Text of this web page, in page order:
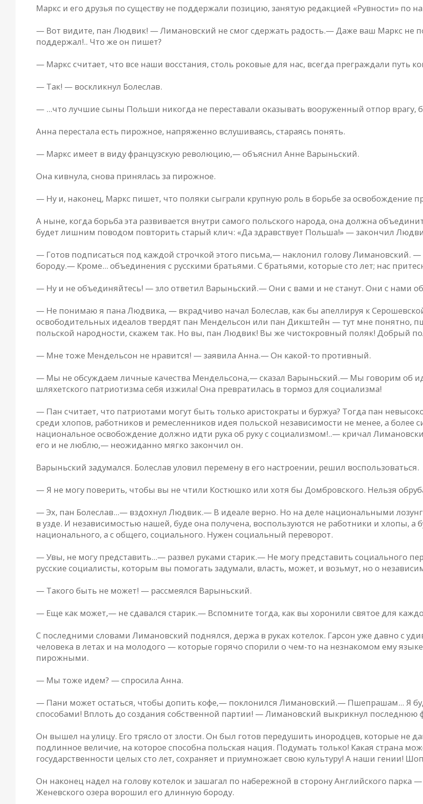
Маркс и его друзья по существу не поддержали позицию, занятую редакцией «Рувности» по
— Вот видите, пан Людвик! — Лимановский не смог сдержать радость.— Даже ваш Маркс не
поддержал!.. Что же он пишет?
— Маркс считает, что все наши восстания, столь роковые для нас, всегда преграждали путь
— Так! — воскликнул Болеслав.
— ...что лучшие сыны Польши никогда не переставали оказывать вооруженный отпор
Анна перестала есть пирожное, напряженно вслушиваясь, стараясь понять.
— Маркс имеет в виду французскую революцию,— объяснил Анне Варыньский.
Она кивнула, снова принялась за пирожное.
— Ну и, наконец, Маркс пишет, что поляки сыграли крупную роль в борьбе за освобождение
А ныне, когда борьба эта развивается внутри самого польского народа, она должна
будет лишним поводом повторить старый клич: «Да здравствует Польша!» — закончил
— Готов подписаться под каждой строчкой этого письма,— наклонил голову Лимановский.
бороду.— Кроме... объединения с русскими братьями. С братьями, которые сто лет; нас
— Ну и не объединяйтесь! — зло ответил Варыньский.— Они с вами и не станут. Они с нами
— Не понимаю я пана Людвика, — вкрадчиво начал Болеслав, как бы апеллируя к
освободительных идеалов твердят пан Мендельсон или пан Дикштейн — тут мне понятно,
польской народности, скажем так. Но вы, пан Людвик! Вы же чистокровный поляк! Добрый
— Мне тоже Мендельсон не нравится! — заявила Анна.— Он какой-то противный.
— Мы не обсуждаем личные качества Мендельсона,— сказал Варыньский.— Мы говорим об
шляхетского патриотизма себя изжила! Она превратилась в тормоз для социализма!
— Пан считает, что патриотами могут быть только аристократы и буржуа? Тогда пан
среди хлопов, работников и ремесленников идея польской независимости не менее, а более
национальное освобождение должно идти рука об руку с социализмом!..— кричал
его и не люблю,— неожиданно мягко закончил он.
Варыньский задумался. Болеслав уловил перемену в его настроении, решил воспользоваться.
— Я не могу поверить, чтобы вы не чтили Костюшко или хотя бы Домбровского. Нельзя
— Эх, пан Болеслав...— вздохнул Людвик.— В идеале верно. Но на деле национальными
в узде. И независимостью нашей, буде она получена, воспользуются не работники и хлопы, а
национального, а с общего, социального. Нужен социальный переворот.
— Увы, не могу представить...— развел руками старик.— Не могу представить социального
русские социалисты, которым вы помогать задумали, власть, может, и возьмут, но о
— Такого быть не может! — рассмеялся Варыньский.
— Еще как может,— не сдавался старик.— Вспомните тогда, как вы хоронили святое для
С последними словами Лимановский поднялся, держа в руках котелок. Гарсон уже давно с
человека в летах и на молодого — которые горячо спорили о чем-то на незнакомом ему
пирожными.
— Мы тоже идем? — спросила Анна.
— Пани может остаться, чтобы допить кофе,— поклонился Лимановский.— Пшепрашам... Я
способами! Вплоть до создания собственной партии! — Лимановский выкрикнул последнюю
Он вышел на улицу. Его трясло от злости. Он был готов передушить инородцев, которые не
подлинное величие, на которое способна польская нация. Подумать только! Какая страна
государственности целых сто лет, сохраняет и приумножает свою культуру! А наши гении!
Он наконец надел на голову котелок и зашагал по набережной в сторону Английского парка
Женевского озера ворошил его длинную бороду.